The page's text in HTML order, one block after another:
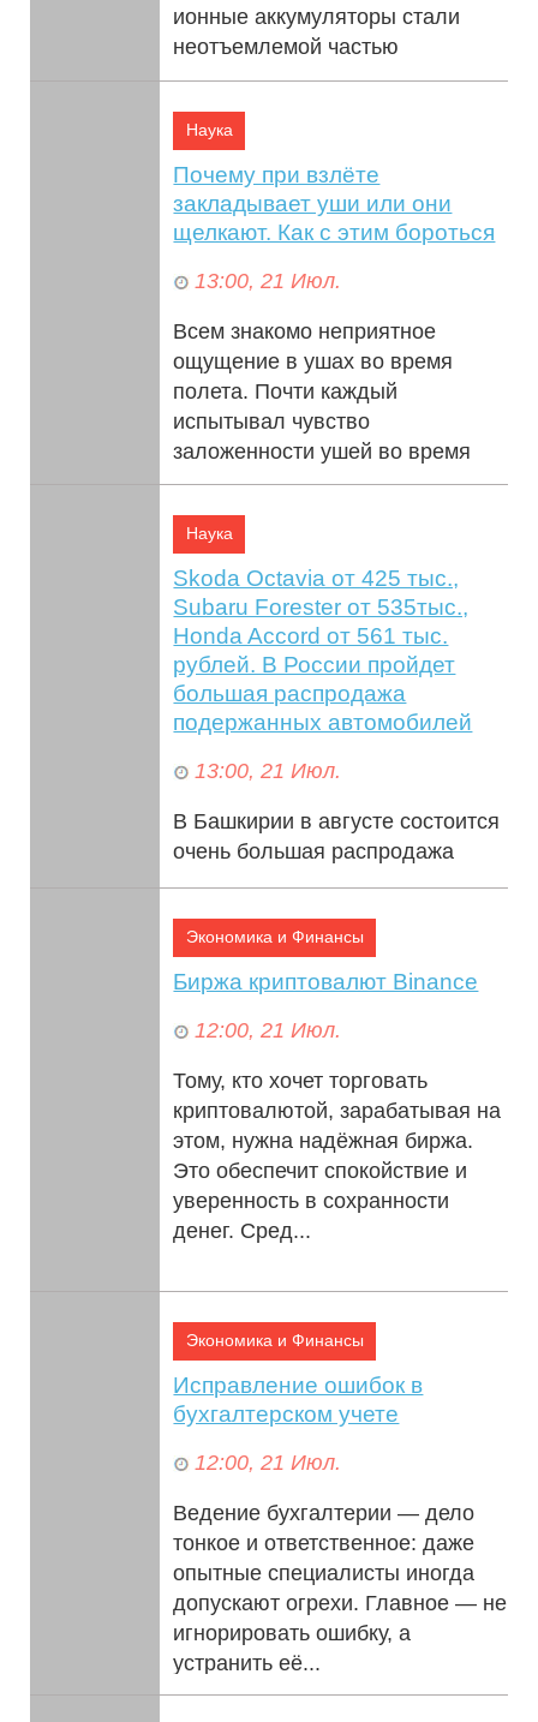
ионные аккумуляторы стали
неотъемлемой частью
современной энергетики.
Благодаря своей высокой ...
Наука
Почему при взлёте
закладывает уши или они
щелкают. Как с этим бороться
13:00, 21 Июл.
Всем знакомо неприятное
ощущение в ушах во время
полета. Почти каждый
испытывал чувство
заложенности ушей во время
взлёта или посадки самолёта.
Это н...
Наука
Skoda Octavia от 425 тыс.,
Subaru Forester от 535тыс.,
Honda Accord от 561 тыс.
рублей. В России пройдет
большая распродажа
подержанных автомобилей
13:00, 21 Июл.
В Башкирии в августе состоится
очень большая распродажа
торгах может любой желающий.
Заявки п...
Экономика и Финансы
Биржа криптовалют Binance
12:00, 21 Июл.
Тому, кто хочет торговать
криптовалютой, зарабатывая на
этом, нужна надёжная биржа.
Это обеспечит спокойствие и
уверенность в сохранности
денег. Сред...
Экономика и Финансы
Исправление ошибок в
бухгалтерском учете
12:00, 21 Июл.
Ведение бухгалтерии — дело
тонкое и ответственное: даже
опытные специалисты иногда
допускают огрехи. Главное — не
игнорировать ошибку, а
устранить её...